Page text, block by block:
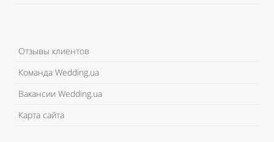
Отзывы клиентов
Команда Wedding.ua
Вакансии Wedding.ua
Карта сайта